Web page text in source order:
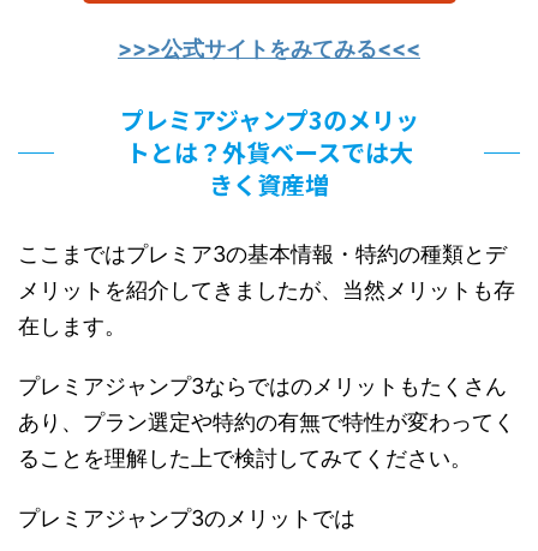
>>>公式サイトをみてみる<<<
プレミアジャンプ3のメリッ
トとは？外貨ベースでは大
きく資産増
ここまではプレミア3の基本情報・特約の種類とデ
メリットを紹介してきましたが、当然メリットも存
在します。
プレミアジャンプ3ならではのメリットもたくさん
あり、プラン選定や特約の有無で特性が変わってく
ることを理解した上で検討してみてください。
プレミアジャンプ3のメリットでは